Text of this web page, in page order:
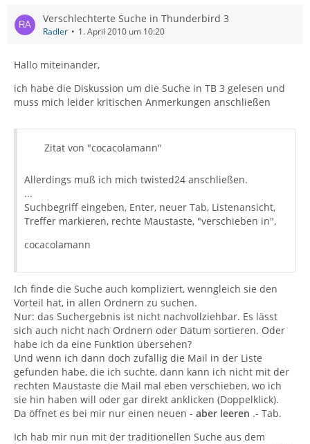
Verschlechterte Suche in Thunderbird 3
Radler 1. April 2010 um 10:20
Hallo miteinander,
ich habe die Diskussion um die Suche in TB 3 gelesen und
muss mich leider kritischen Anmerkungen anschließen
Zitat von "cocacolamann"
Allerdings muß ich mich twisted24 anschließen.
...
Suchbegriff eingeben, Enter, neuer Tab, Listenansicht,
Treffer markieren, rechte Maustaste, "verschieben in",
cocacolamann
Ich finde die Suche auch kompliziert, wenngleich sie den
Vorteil hat, in allen Ordnern zu suchen.
Nur: das Suchergebnis ist nicht nachvollziehbar. Es lässt
sich auch nicht nach Ordnern oder Datum sortieren. Oder
habe ich da eine Funktion übersehen?
Und wenn ich dann doch zufällig die Mail in der Liste
gefunden habe, die ich suchte, dann kann ich nicht mit der
rechten Maustaste die Mail mal eben verschieben, wo ich
sie hin haben will oder gar direkt anklicken (Doppelklick).
Da öffnet es bei mir nur einen neuen - aber leeren .- Tab.
Ich hab mir nun mit der traditionellen Suche aus dem